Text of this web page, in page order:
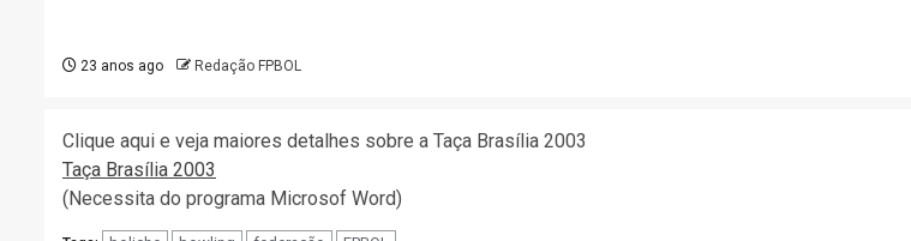
23 anos ago Redação FPBOL
Clique aqui e veja maiores detalhes sobre a Taça Brasília 2003
Taça Brasília 2003
(Necessita do programa Microsof Word)